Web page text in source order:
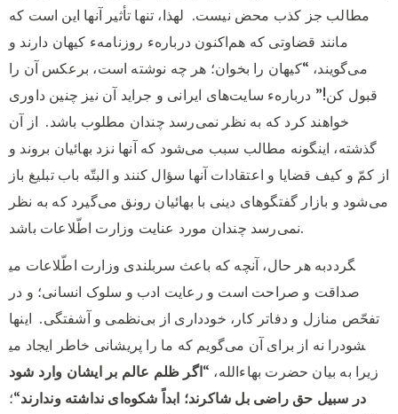
مطالب جز کذب محض نیست. لهذا، تنها تأثیر آنها این است که
مانند قضاوتی که هم‌اکنون دربارهء روزنامهء کیهان دارند و
می‌گویند، “کیهان را بخوان؛ هر چه نوشته است، برعکس آن را
قبول کن!” دربارهء سایت‌های ایرانی و جراید آن نیز چنین داوری
خواهند کرد که به نظر نمی‌رسد چندان مطلوب باشد. از آن
گذشته، اینگونه مطالب سبب می‌شود که آنها نزد بهائیان بروند و
از کمّ و کیف قضایا و اعتقادات آنها سؤال کنند و البتّه باب تبلیغ باز
می‌شود و بازار گفتگوهای دینی با بهائیان رونق می‌گیرد که به نظر
نمی‌رسد چندان مورد عنایت وزارت اطّلاعات باشد.
به هر حال، آنچه که باعث سربلندی وزارت اطّلاعات می‎گردد
صداقت و صراحت است و رعایت ادب و سلوک انسانی؛ و در
تفحّص منازل و دفاتر کار، خودداری از بی‌نظمی و آشفتگی. اینها
را نه از برای آن می‌گویم که ما را پریشانی خاطر ایجاد می‎شود
زیرا به بیان حضرت بهاءالله، “اگر ظلم عالم بر ایشان وارد شود
در سبیل حق راضی بل شاکرند؛ ابداً شکوه‌ای نداشته وندارند“؛